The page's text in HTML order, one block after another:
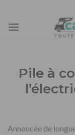
Pile à
Annoncée de